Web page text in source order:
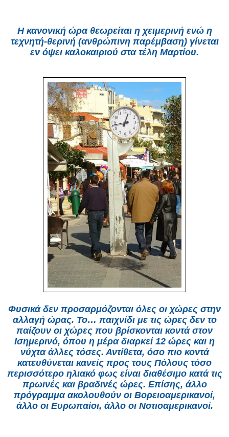
Η κανονική ώρα θεωρείται η χειμερινή ενώ η
τεχνητή-θερινή (ανθρώπινη παρέμβαση) γίνεται
εν όψει καλοκαιριού στα τέλη Μαρτίου.
Φυσικά δεν προσαρμόζονται όλες οι χώρες στην
αλλαγή ώρας. Το… παιχνίδι με τις ώρες δεν το
παίζουν οι χώρες που βρίσκονται κοντά στον
Ισημερινό, όπου η μέρα διαρκεί 12 ώρες και η
νύχτα άλλες τόσες. Αντίθετα, όσο πιο κοντά
κατευθύνεται κανείς προς τους Πόλους τόσο
περισσότερο ηλιακό φως είναι διαθέσιμο κατά τις
πρωινές και βραδινές ώρες. Επίσης, άλλο
πρόγραμμα ακολουθούν οι Βορειοαμερικανοί,
άλλο οι Ευρωπαίοι, άλλο οι Νοτιοαμερικανοί.